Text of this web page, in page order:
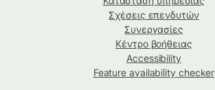
Σχέσεις επενδυτών
Συνεργασίες
Κέντρο βοήθειας
Accessibility
Feature availability checker